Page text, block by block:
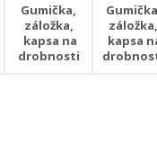
Gumička,
záložka,
kapsa na
drobnosti
záložka,
kapsa